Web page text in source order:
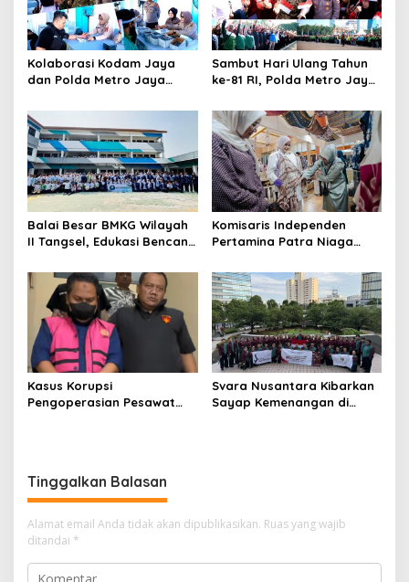
Kolaborasi Kodam Jaya
dan Polda Metro Jaya
Sambut Hari Ulang Tahun
ke-81 RI, Polda Metro Jaya
Balai Besar BMKG Wilayah
II Tangsel, Edukasi Bencana
kepada pelajar UPTD SMPN
23
Komisaris Independen
Pertamina Patra Niaga
Mitra Binaan dengan
Sentuhan Kemanusiaan dan
Keberlanjutan
Kasus Korupsi
Pengoperasian Pesawat
Svara Nusantara Kibarkan
Sayap Kemenangan di
Tinggalkan Balasan
Alamat email Anda tidak akan dipublikasikan. Ruas yang wajib
ditandai *